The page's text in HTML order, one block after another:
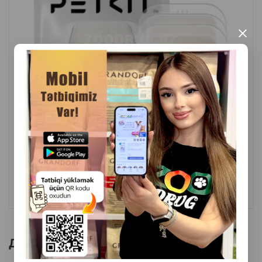
×
Масса Цена
Купить
1 шт
19.99
КУПИТЬ
Другие товоры бренда